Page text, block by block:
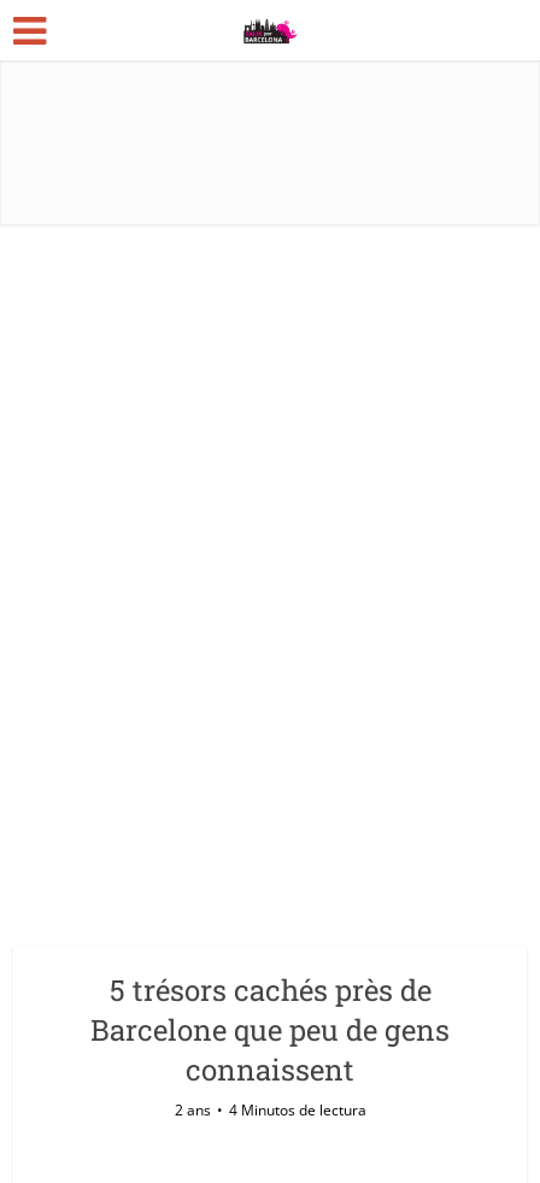
5 trésors cachés près de
Barcelone que peu de gens
connaissent
2 ans 4 Minutos de lectura